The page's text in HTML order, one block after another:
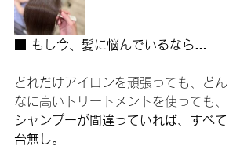
■ もし今、髪に悩んでいるなら…
どれだけアイロンを頑張っても、どん
なに高いトリートメントを使っても、
シャンプーが間違っていれば、すべて
台無し。